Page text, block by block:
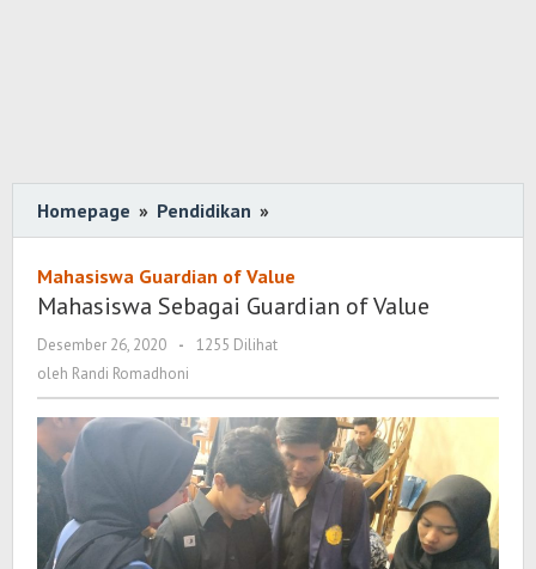
Homepage » Pendidikan »
Sebagai
Guardian
of
Mahasiswa Guardian of Value
Mahasiswa Sebagai Guardian of Value
Desember 26, 2020
oleh
Randi
-
1255 Dilihat
oleh Randi Romadhoni